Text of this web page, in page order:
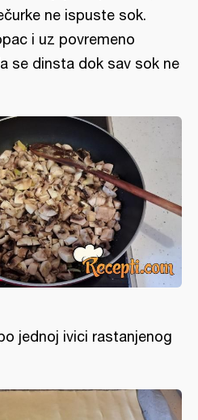
ne ispuste sok.
i uz povremeno
se dinsta dok sav sok ne
jednoj ivici rastanjenog